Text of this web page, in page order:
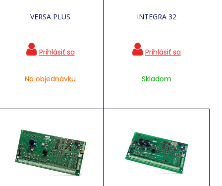
VERSA PLUS
Na objednávku
INTEGRA 32
Skladom